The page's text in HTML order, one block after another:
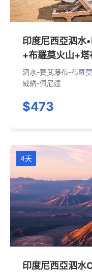
印度尼西亞泗水
+布羅莫火山+塔
布梯田+佩尼達
泗水-賽武瀑布-布羅
威納-佩尼達
$473
4天
印度尼西亞泗水